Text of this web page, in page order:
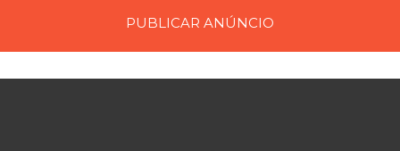
PUBLICAR ANÚNCIO